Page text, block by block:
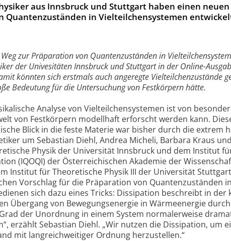
aus Innsbruck und Stuttgart haben einen
Quantenzuständen in Vielteilchensystemen
zur Präparation von Quantenzuständen in
der Univesitäten Innsbruck und Stuttgart in der Online-
könnten sich erstmals auch angeregte Vielteilchenzustände
Bedeutung für die Untersuchung von Festkörpern hätte.
Analyse von Vielteilchensystemen ist von
von Festkörpern modellhaft erforscht werden kann.
Blick in die feste Materie war bisher durch die extrem
um Sebastian Diehl, Andrea Micheli, Barbara Kraus
Physik der Universität Innsbruck und dem Institut
(IQOQI) der Österreichischen Akademie der
Institut für Theoretische Physik III der Universität
Vorschlag für die Präparation von Quantenzuständen
sich dazu eines Tricks: Dissipation beschreibt in der
Übergang von Bewegungsenergie in Wärmeenergie
der Unordnung in einem System normalerweise
erzählt Sebastian Diehl. „Wir nutzen die Dissipation, um
mit langreichweitiger Ordnung herzustellen.“